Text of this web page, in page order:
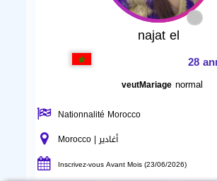
najat el
28
veutMariage normal
Nationnalité Morocco
Morocco | أغادير
Inscrivez-vous Avant Mois (23/06/2026)